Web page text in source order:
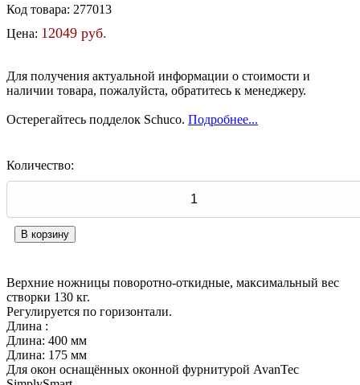
Код товара: 277013
Цена: 12049 руб.
Для получения актуальной информации о стоимости и
наличии товара, пожалуйста, обратитесь к менеджеру.
Остерегайтесь подделок Schuco. Подробнее...
Количество:
Верхние ножницы поворотно-откидные, максимальный вес
створки 130 кг.
Регулируется по горизонтали.
Длина :
Длина: 400 мм
Длина: 175 мм
Для окон оснащённых оконной фурнитурой AvanTec